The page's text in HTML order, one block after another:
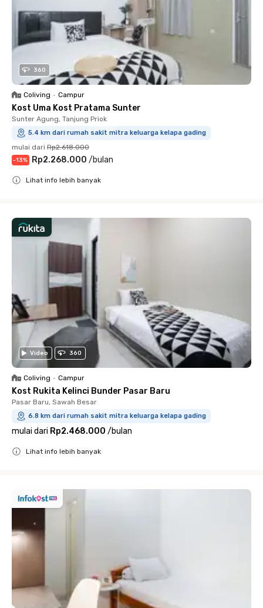
360
Coliving • Campur
Kost Uma Kost Pratama Sunter
Sunter Agung, Tanjung Priok
5.4 km dari rumah sakit mitra keluarga kelapa gading
mulai dari Rp2.618.000
-13% Rp2.268.000 /bulan
Lihat info lebih banyak
Video 360
Coliving • Campur
Kost Rukita Kelinci Bunder Pasar Baru
Pasar Baru, Sawah Besar
6.8 km dari rumah sakit mitra keluarga kelapa gading
mulai dari Rp2.468.000 /bulan
Lihat info lebih banyak